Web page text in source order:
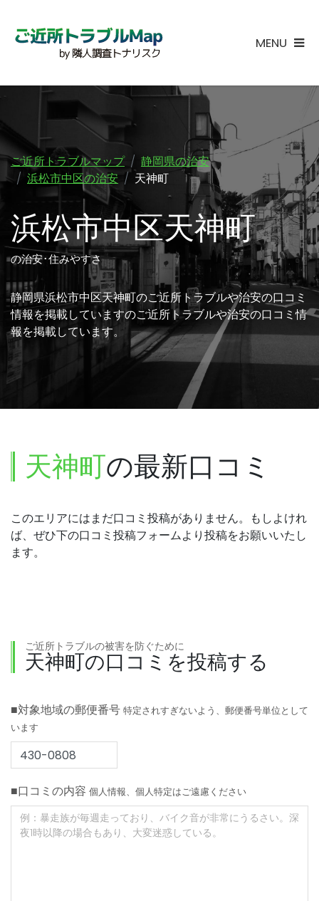
MENU
ご近所トラブルマップ
静岡県の治安
浜松市中区の治安
天神町
浜松市中区天神町
の治安･住みやすさ
静岡県浜松市中区天神町のご近所トラブルや治安の口コミ
情報を掲載していますのご近所トラブルや治安の口コミ情
報を掲載しています。
天神町の最新口コミ
このエリアにはまだ口コミ投稿がありません。もしよけれ
ば、ぜひ下の口コミ投稿フォームより投稿をお願いいたし
ます。
ご近所トラブルの被害を防ぐために
天神町の口コミを投稿する
■対象地域の郵便番号 特定されすぎないよう、郵便番号単位として
います
■口コミの内容 個人情報、個人特定はご遠慮ください